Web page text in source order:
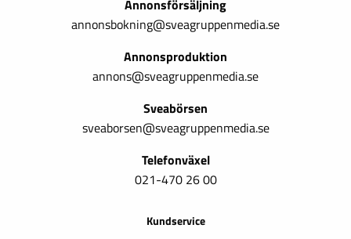
Annonsförsäljning
annonsbokning@sveagruppenmedia.se
Annonsproduktion
annons@sveagruppenmedia.se
Sveabörsen
sveaborsen@sveagruppenmedia.se
Telefonväxel
021-470 26 00
Kundservice